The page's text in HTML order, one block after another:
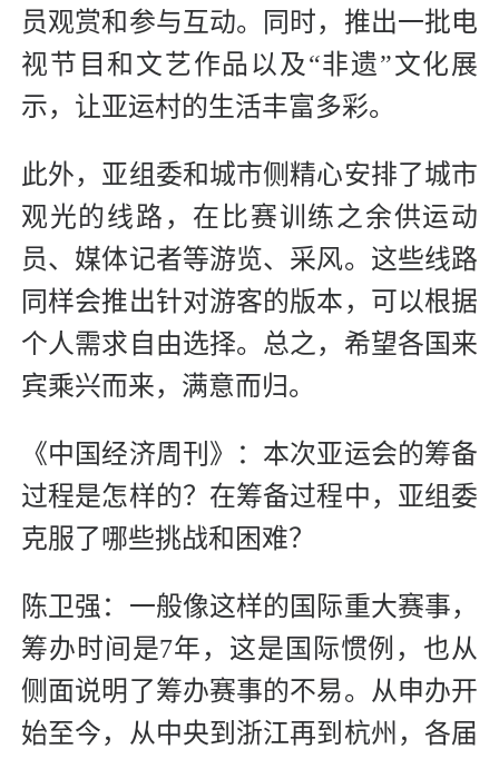
员观赏和参与互动。同时，推出一批电
视节目和文艺作品以及“非遗”文化展
示，让亚运村的生活丰富多彩。
此外，亚组委和城市侧精心安排了城市
观光的线路，在比赛训练之余供运动
员、媒体记者等游览、采风。这些线路
同样会推出针对游客的版本，可以根据
个人需求自由选择。总之，希望各国来
宾乘兴而来，满意而归。
《中国经济周刊》：本次亚运会的筹备
过程是怎样的？在筹备过程中，亚组委
克服了哪些挑战和困难？
陈卫强：一般像这样的国际重大赛事，
筹办时间是7年，这是国际惯例，也从
侧面说明了筹办赛事的不易。从申办开
始至今，从中央到浙江再到杭州，各届